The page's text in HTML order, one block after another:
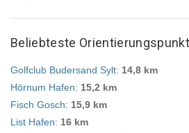
Beliebteste
Golfclub Budersand Sylt: 14,8 km
Hörnum Hafen: 15,2 km
Fisch Gosch: 15,9 km
List Hafen: 16 km